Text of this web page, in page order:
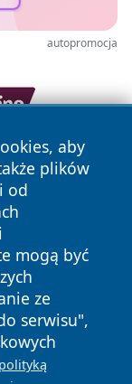
autopromocja
aby
plików
od
mogą być
ze
serwisu",
polityką
prawa
Polityka
Cookies